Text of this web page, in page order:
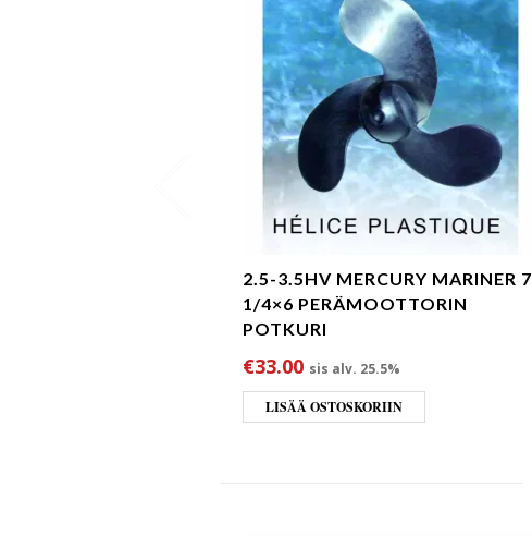
2.5-3.5HV MERCURY MARINER 7
1/4×6 PERÄMOOTTORIN
POTKURI
€33.00 sis alv. 25.5%
LISÄÄ OSTOSKORIIN